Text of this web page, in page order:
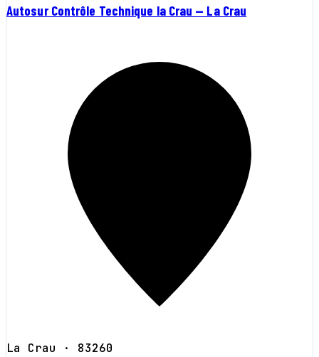
Autosur Contrôle Technique la Crau — La Crau
La Crau · 83260